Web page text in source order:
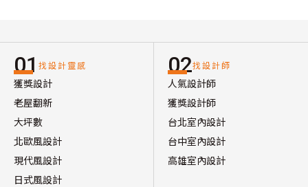
01 找設計靈感
獲獎設計
老屋翻新
大坪數
北歐風設計
現代風設計
日式風設計
02找設計師
人氣設計師
獲獎設計師
台北室內設計
台中室內設計
高雄室內設計